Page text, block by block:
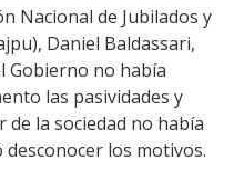
Link
Nacional de Jubilados y
Daniel Baldassari,
Gobierno no había
las pasividades y
de la sociedad no había
los motivos.